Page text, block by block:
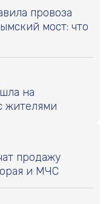
провоза
мост: что
на
жителями
продажу
и МЧС